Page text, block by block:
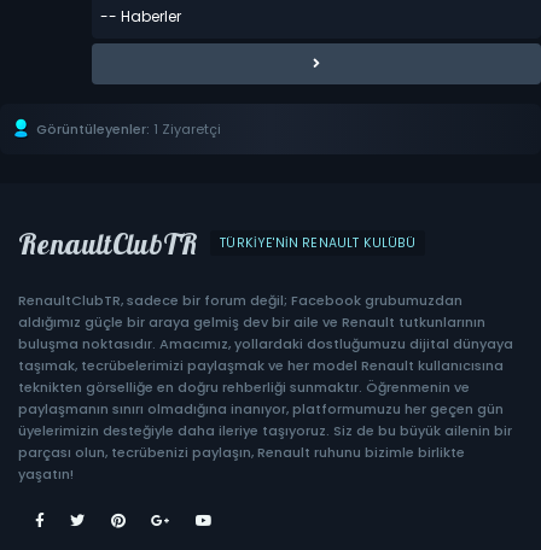
Görüntüleyenler: 1 Ziyaretçi
RenaultClubTR TÜRKIYE'NIN RENAULT KULÜBÜ
RenaultClubTR, sadece bir forum değil; Facebook grubumuzdan
aldığımız güçle bir araya gelmiş dev bir aile ve Renault tutkunlarının
buluşma noktasıdır. Amacımız, yollardaki dostluğumuzu dijital dünyaya
taşımak, tecrübelerimizi paylaşmak ve her model Renault kullanıcısına
teknikten görselliğe en doğru rehberliği sunmaktır. Öğrenmenin ve
paylaşmanın sınırı olmadığına inanıyor, platformumuzu her geçen gün
üyelerimizin desteğiyle daha ileriye taşıyoruz. Siz de bu büyük ailenin bir
parçası olun, tecrübenizi paylaşın, Renault ruhunu bizimle birlikte
yaşatın!